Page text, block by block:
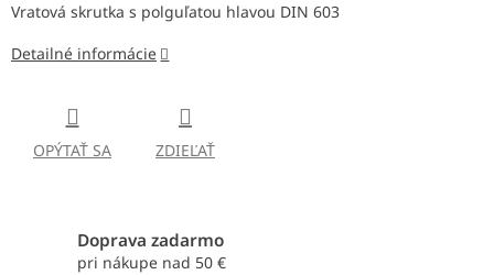
Vratová skrutka s polguľatou hlavou DIN 603
Detailné informácie
OPÝTAŤ SA ZDIEĽAŤ
Doprava zadarmo
pri nákupe nad 50 €